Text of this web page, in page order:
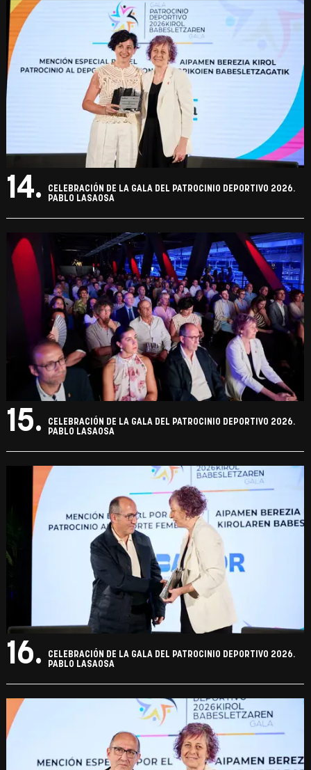
14.
CELEBRACIÓN DE LA GALA DEL PATROCINIO DEPORTIVO 2026.
PABLO LASAOSA
15.
CELEBRACIÓN DE LA GALA DEL PATROCINIO DEPORTIVO 2026.
PABLO LASAOSA
16.
CELEBRACIÓN DE LA GALA DEL PATROCINIO DEPORTIVO 2026.
PABLO LASAOSA